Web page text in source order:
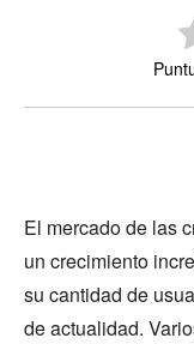
El mercado de las
un crecimiento
su cantidad de
de actualidad.